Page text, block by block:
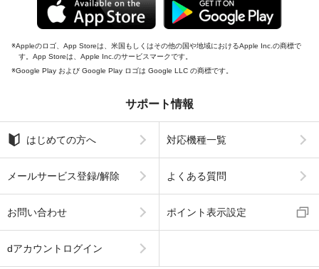
Appleのロゴ、App Storeは、米国もしくはその他の国や地域におけるApple Inc.の商標で
す。App Storeは、Apple Inc.のサービスマークです。
Google Play および Google Play ロゴは Google LLC の商標です。
サポート情報
はじめての方へ 対応機種一覧
メールサービス登録/解除 よくある質問
お問い合わせ ポイント表示設定
dアカウントログイン